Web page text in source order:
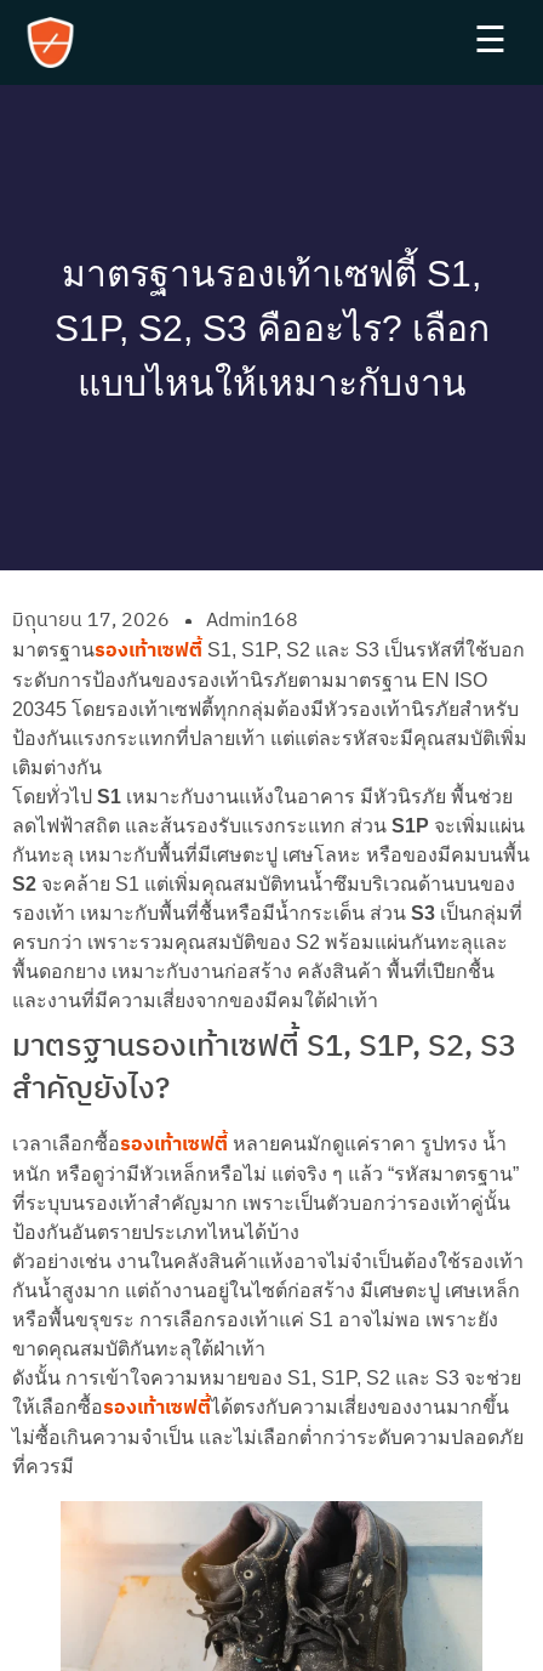
☰
มาตรฐานรองเท้าเซฟตี้ S1,
S1P, S2, S3 คืออะไร? เลือก
แบบไหนให้เหมาะกับงาน
มิถุนายน 17, 2026 Admin168
มาตรฐานรองเท้าเซฟตี้ S1, S1P, S2 และ S3 เป็นรหัสที่ใช้บอก
ระดับการป้องกันของรองเท้านิรภัยตามมาตรฐาน EN ISO
20345 โดยรองเท้าเซฟตี้ทุกกลุ่มต้องมีหัวรองเท้านิรภัยสำหรับ
ป้องกันแรงกระแทกที่ปลายเท้า แต่แต่ละรหัสจะมีคุณสมบัติเพิ่ม
เติมต่างกัน
โดยทั่วไป S1 เหมาะกับงานแห้งในอาคาร มีหัวนิรภัย พื้นช่วย
ลดไฟฟ้าสถิต และส้นรองรับแรงกระแทก ส่วน S1P จะเพิ่มแผ่น
กันทะลุ เหมาะกับพื้นที่มีเศษตะปู เศษโลหะ หรือของมีคมบนพื้น
S2 จะคล้าย S1 แต่เพิ่มคุณสมบัติทนน้ำซึมบริเวณด้านบนของ
รองเท้า เหมาะกับพื้นที่ชื้นหรือมีน้ำกระเด็น ส่วน S3 เป็นกลุ่มที่
ครบกว่า เพราะรวมคุณสมบัติของ S2 พร้อมแผ่นกันทะลุและ
พื้นดอกยาง เหมาะกับงานก่อสร้าง คลังสินค้า พื้นที่เปียกชื้น
และงานที่มีความเสี่ยงจากของมีคมใต้ฝ่าเท้า
มาตรฐานรองเท้าเซฟตี้ S1, S1P, S2, S3
สำคัญยังไง?
เวลาเลือกซื้อรองเท้าเซฟตี้ หลายคนมักดูแค่ราคา รูปทรง น้ำ
หนัก หรือดูว่ามีหัวเหล็กหรือไม่ แต่จริง ๆ แล้ว “รหัสมาตรฐาน”
ที่ระบุบนรองเท้าสำคัญมาก เพราะเป็นตัวบอกว่ารองเท้าคู่นั้น
ป้องกันอันตรายประเภทไหนได้บ้าง
ตัวอย่างเช่น งานในคลังสินค้าแห้งอาจไม่จำเป็นต้องใช้รองเท้า
กันน้ำสูงมาก แต่ถ้างานอยู่ในไซต์ก่อสร้าง มีเศษตะปู เศษเหล็ก
หรือพื้นขรุขระ การเลือกรองเท้าแค่ S1 อาจไม่พอ เพราะยัง
ขาดคุณสมบัติกันทะลุใต้ฝ่าเท้า
ดังนั้น การเข้าใจความหมายของ S1, S1P, S2 และ S3 จะช่วย
ให้เลือกซื้อรองเท้าเซฟตี้ได้ตรงกับความเสี่ยงของงานมากขึ้น
ไม่ซื้อเกินความจำเป็น และไม่เลือกต่ำกว่าระดับความปลอดภัย
ที่ควรมี